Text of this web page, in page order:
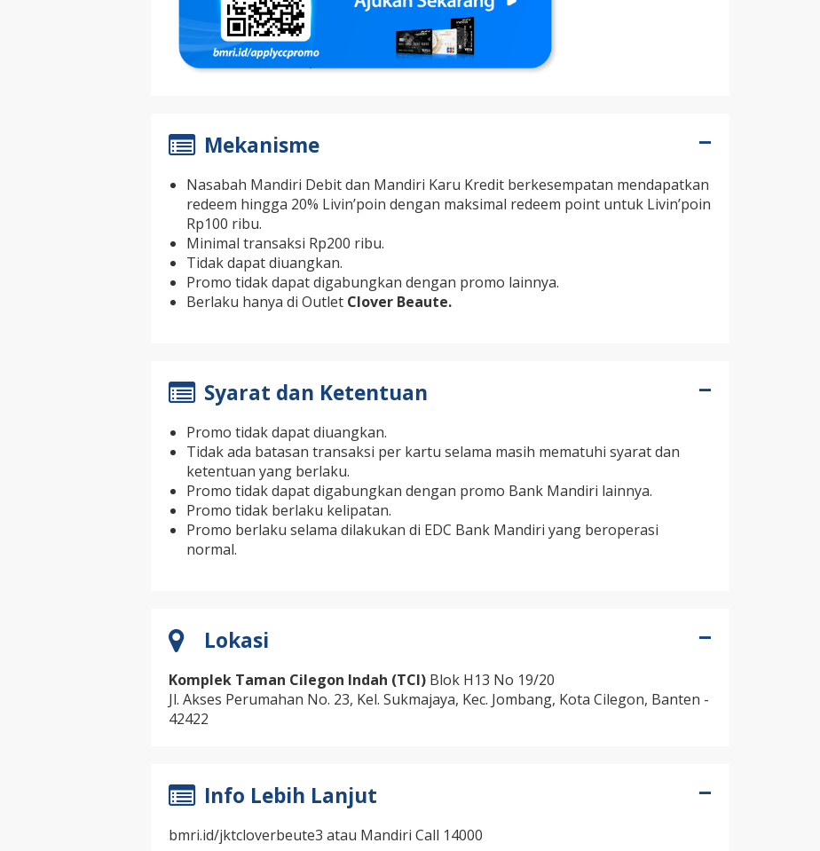
Mekanisme
Nasabah Mandiri Debit dan Mandiri Karu Kredit berkesempatan mendapatkan
redeem hingga 20% Livin’poin dengan maksimal redeem point untuk Livin’poin
Rp100 ribu.
Minimal transaksi Rp200 ribu.
Tidak dapat diuangkan.
Promo tidak dapat digabungkan dengan promo lainnya.
Berlaku hanya di Outlet Clover Beaute.
Syarat dan Ketentuan
Promo tidak dapat diuangkan.
Tidak ada batasan transaksi per kartu selama masih mematuhi syarat dan
ketentuan yang berlaku.
Promo tidak dapat digabungkan dengan promo Bank Mandiri lainnya.
Promo tidak berlaku kelipatan.
Promo berlaku selama dilakukan di EDC Bank Mandiri yang beroperasi
normal.
Lokasi
Komplek Taman Cilegon Indah (TCI)Blok H13 No 19/20
Jl. Akses Perumahan No. 23, Kel. Sukmajaya, Kec. Jombang, Kota Cilegon, Banten -
42422
Info Lebih Lanjut
bmri.id/jktcloverbeute3 atau Mandiri Call 14000